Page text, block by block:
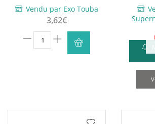
Chaleur Créole – 200g
Vendu par Exo Touba
3,62€
quantité
de
Chaleur